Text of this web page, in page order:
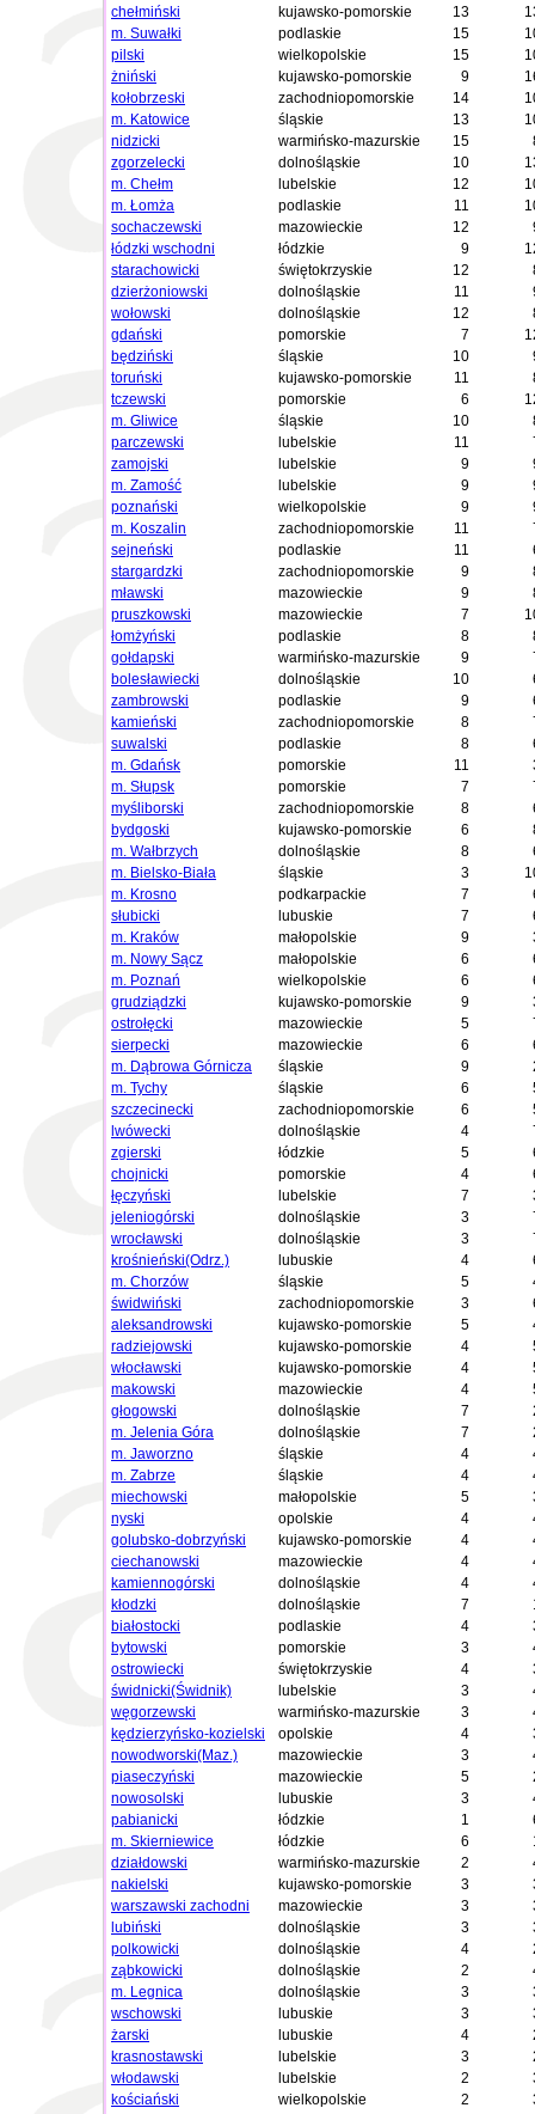
chełmiński
kujawsko-pomorskie 13
m. Suwałki
podlaskie 15
pilski
wielkopolskie 15
żniński
kujawsko-pomorskie 9
kołobrzeski
zachodniopomorskie 14
m. Katowice
śląskie 13
nidzicki
warmińsko-mazurskie 15
zgorzelecki
dolnośląskie 10
m. Chełm
lubelskie 12
m. Łomża
podlaskie 11
sochaczewski
mazowieckie 12
łódzki wschodni
łódzkie 9
starachowicki
świętokrzyskie 12
dzierżoniowski
dolnośląskie 11
wołowski
dolnośląskie 12
gdański
pomorskie 7
będziński
śląskie 10
toruński
kujawsko-pomorskie 11
tczewski
pomorskie 6
m. Gliwice
śląskie 10
parczewski
lubelskie 11
zamojski
lubelskie 9
m. Zamość
lubelskie 9
poznański
wielkopolskie 9
m. Koszalin
zachodniopomorskie 11
sejneński
podlaskie 11
stargardzki
zachodniopomorskie 9
mławski
mazowieckie 9
pruszkowski
mazowieckie 7
łomżyński
podlaskie 8
gołdapski
warmińsko-mazurskie 9
bolesławiecki
dolnośląskie 10
zambrowski
podlaskie 9
kamieński
zachodniopomorskie 8
suwalski
podlaskie 8
m. Gdańsk
pomorskie 11
m. Słupsk
pomorskie 7
myśliborski
zachodniopomorskie 8
bydgoski
kujawsko-pomorskie 6
m. Wałbrzych
dolnośląskie 8
m. Bielsko-Biała
śląskie 3
m. Krosno
podkarpackie 7
słubicki
lubuskie 7
m. Kraków
małopolskie 9
m. Nowy Sącz
małopolskie 6
m. Poznań
wielkopolskie 6
grudziądzki
kujawsko-pomorskie 9
ostrołęcki
mazowieckie 5
sierpecki
mazowieckie 6
m. Dąbrowa Górnicza
śląskie 9
m. Tychy
śląskie 6
szczecinecki
zachodniopomorskie 6
lwówecki
dolnośląskie 4
zgierski
łódzkie 5
chojnicki
pomorskie 4
łęczyński
lubelskie 7
jeleniogórski
dolnośląskie 3
wrocławski
dolnośląskie 3
krośnieński(Odrz.)
lubuskie 4
m. Chorzów
śląskie 5
świdwiński
zachodniopomorskie 3
aleksandrowski
kujawsko-pomorskie 5
radziejowski
kujawsko-pomorskie 4
włocławski
kujawsko-pomorskie 4
makowski
mazowieckie 4
głogowski
dolnośląskie 7
m. Jelenia Góra
dolnośląskie 7
m. Jaworzno
śląskie 4
m. Zabrze
śląskie 4
miechowski
małopolskie 5
nyski
opolskie 4
golubsko-dobrzyński
kujawsko-pomorskie 4
ciechanowski
mazowieckie 4
kamiennogórski
dolnośląskie 4
kłodzki
dolnośląskie 7
białostocki
podlaskie 4
bytowski
pomorskie 3
ostrowiecki
świętokrzyskie 4
świdnicki(Świdnik)
lubelskie 3
węgorzewski
warmińsko-mazurskie 3
kędzierzyńsko-kozielski
opolskie 4
nowodworski(Maz.)
mazowieckie 3
piaseczyński
mazowieckie 5
nowosolski
lubuskie 3
pabianicki
łódzkie 1
m. Skierniewice
łódzkie 6
działdowski
warmińsko-mazurskie 2
nakielski
kujawsko-pomorskie 3
warszawski zachodni
mazowieckie 3
lubiński
dolnośląskie 3
polkowicki
dolnośląskie 4
ząbkowicki
dolnośląskie 2
m. Legnica
dolnośląskie 3
wschowski
lubuskie 3
żarski
lubuskie 4
krasnostawski
lubelskie 3
włodawski
lubelskie 2
kościański
wielkopolskie 2